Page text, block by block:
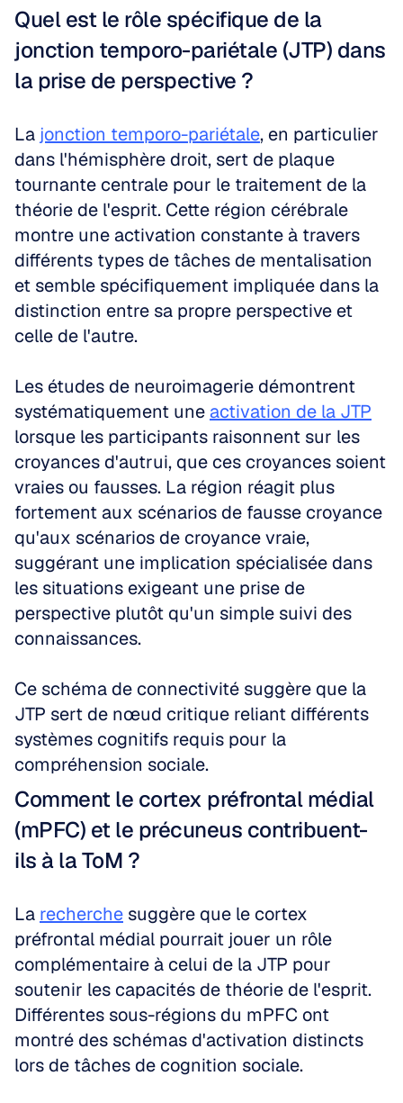
Quel est le rôle spécifique de la
jonction temporo-pariétale (JTP) dans
la prise de perspective ?
La jonction temporo-pariétale, en particulier
dans l'hémisphère droit, sert de plaque
tournante centrale pour le traitement de la
théorie de l'esprit. Cette région cérébrale
montre une activation constante à travers
différents types de tâches de mentalisation
et semble spécifiquement impliquée dans la
distinction entre sa propre perspective et
celle de l'autre.
Les études de neuroimagerie démontrent
systématiquement une activation de la JTP
lorsque les participants raisonnent sur les
croyances d'autrui, que ces croyances soient
vraies ou fausses. La région réagit plus
fortement aux scénarios de fausse croyance
qu'aux scénarios de croyance vraie,
suggérant une implication spécialisée dans
les situations exigeant une prise de
perspective plutôt qu'un simple suivi des
connaissances.
Ce schéma de connectivité suggère que la
JTP sert de nœud critique reliant différents
systèmes cognitifs requis pour la
compréhension sociale.
Comment le cortex préfrontal médial
(mPFC) et le précuneus contribuent-
ils à la ToM ?
La recherche suggère que le cortex
préfrontal médial pourrait jouer un rôle
complémentaire à celui de la JTP pour
soutenir les capacités de théorie de l'esprit.
Différentes sous-régions du mPFC ont
montré des schémas d'activation distincts
lors de tâches de cognition sociale.